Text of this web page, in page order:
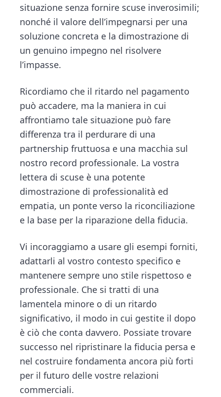
situazione senza fornire scuse inverosimili;
nonché il valore dell’impegnarsi per una
soluzione concreta e la dimostrazione di
un genuino impegno nel risolvere
l’impasse.
Ricordiamo che il ritardo nel pagamento
può accadere, ma la maniera in cui
affrontiamo tale situazione può fare
differenza tra il perdurare di una
partnership fruttuosa e una macchia sul
nostro record professionale. La vostra
lettera di scuse è una potente
dimostrazione di professionalità ed
empatia, un ponte verso la riconciliazione
e la base per la riparazione della fiducia.
Vi incoraggiamo a usare gli esempi forniti,
adattarli al vostro contesto specifico e
mantenere sempre uno stile rispettoso e
professionale. Che si tratti di una
lamentela minore o di un ritardo
significativo, il modo in cui gestite il dopo
è ciò che conta davvero. Possiate trovare
successo nel ripristinare la fiducia persa e
nel costruire fondamenta ancora più forti
per il futuro delle vostre relazioni
commerciali.